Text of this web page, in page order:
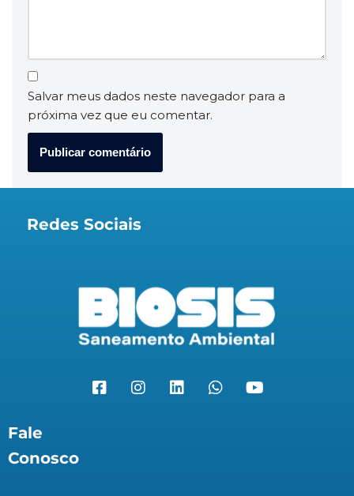
Salvar meus dados neste navegador para a
próxima vez que eu comentar.
Redes Sociais
Fale
Conosco